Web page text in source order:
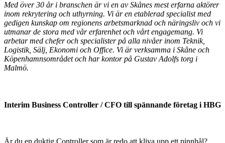
Med över 30 år i branschen är vi en av Skånes mest erfarna aktörer
inom rekrytering och uthyrning. Vi ären etablerad specialist med
gedigen kunskap om regionens arbetsmarknad och näringsliv och vi
utmanar de stora med vår erfarenhet och vårt engagemang. Vi
arbetar med chefer och specialister på alla nivåer inom Teknik,
Logistik, Sälj, Ekonomi och Office. Vi är verksamma i Skåne och
Köpenhamnsområdet och har kontor på Gustav Adolfs torg i
Malmö.
Interim Business Controller / CFO till spännande företag i HBG
Är du en duktig Controller som är redo att kliva upp ett pinnhål?